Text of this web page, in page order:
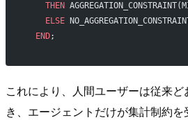
    THEN
    ELSE
  END
;
これにより、人間ユーザーは従来
き、エージェントだけが集計制約を